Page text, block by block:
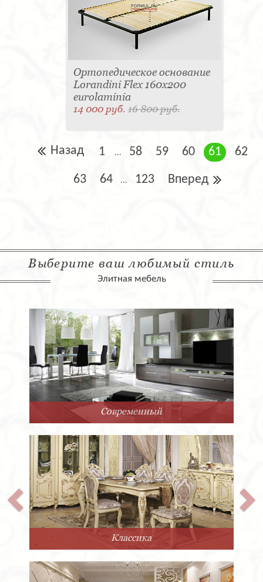
Ортопедическое основание
Lorandini Flex 160x200
eurolaminia
14 000 руб.16 800 руб.
Назад 1 ... 58 59 60 61 62
63 64 ... 123 Вперед
Выберите ваш любимый стиль
Элитная мебель
Современный
Классика